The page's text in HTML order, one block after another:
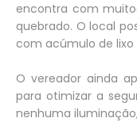
encontra com
quebrado. O local
com acúmulo de lixo
O vereador ainda
para otimizar a
nenhuma